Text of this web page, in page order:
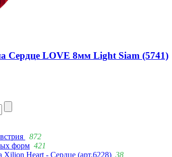
Сердце LOVE 8мм Light Siam (5741)
872
форм 421
Xilion Heart - Сердце (арт.6228) 38